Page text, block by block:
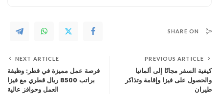
SHARE ON
PREVIOUS ARTICLE
كيفية السفر مجانًا إلى ألمانيا
والحصول على فيزا وإقامة وتذاكر
طيران
NEXT ARTICLE
فرصة عمل مميزة في قطر: وظيفة
براتب 8500 ريال قطري مع فيزا
العمل وحوافز عالية